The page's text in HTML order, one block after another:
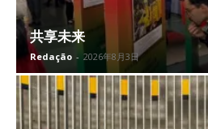
共享未来
Redação - 2026年8月3日